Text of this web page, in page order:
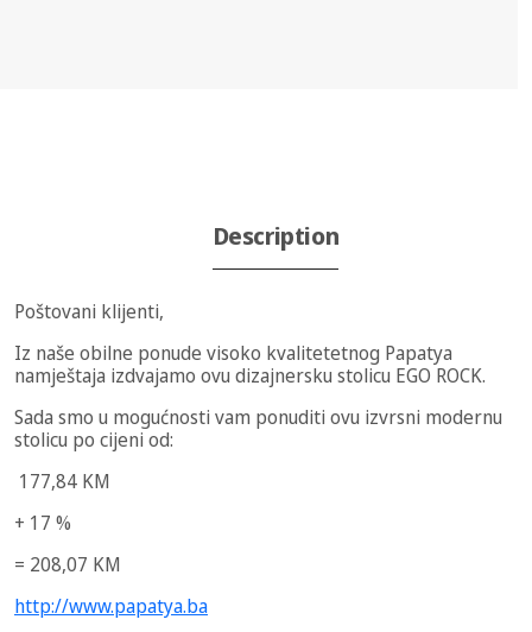
Description
Poštovani klijenti,
Iz naše obilne ponude visoko kvalitetetnog Papatya
namještaja izdvajamo ovu dizajnersku stolicu EGO ROCK.
Sada smo u mogućnosti vam ponuditi ovu izvrsni modernu
stolicu po cijeni od:
177,84 KM
+ 17 %
= 208,07 KM
http://www.papatya.ba